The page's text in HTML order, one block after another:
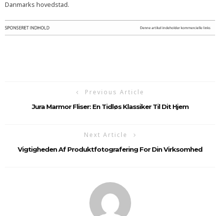
Danmarks hovedstad.
Previous Article
Jura Marmor Fliser: En Tidløs Klassiker Til Dit Hjem
Next Article
Vigtigheden Af Produktfotografering For Din Virksomhed